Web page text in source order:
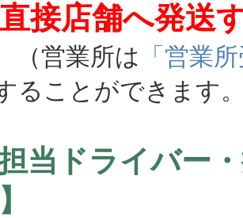
接店舗へ発送
営業所は 「営業
ることができます
担当ドライバー